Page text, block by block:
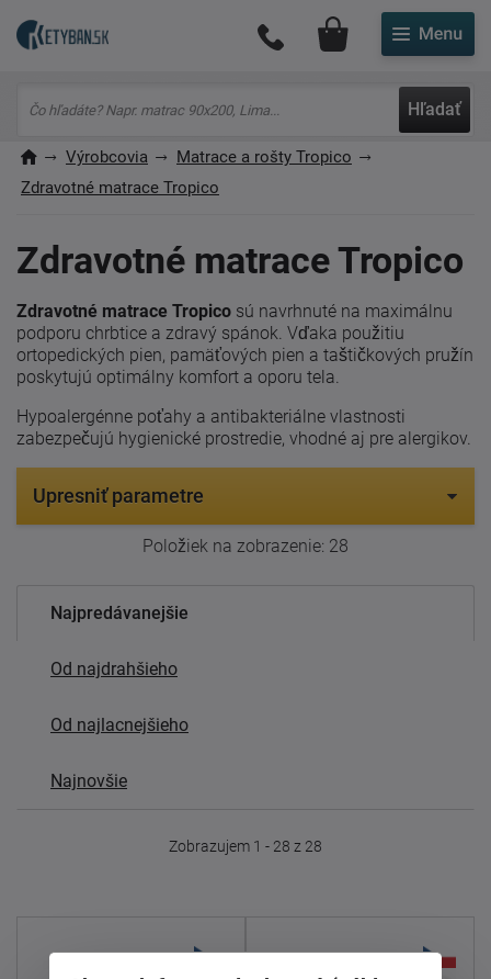
Hľadať
Môj účet
Výrobcovia
Matrace a rošty Tropico
Zdravotné matrace Tropico
Zdravotné matrace Tropico
Zdravotné matrace Tropico sú navrhnuté na maximálnu
podporu chrbtice a zdravý spánok. Vďaka použitiu
ortopedických pien, pamäťových pien a taštičkových pružín
poskytujú optimálny komfort a oporu tela.
Hypoalergénne poťahy a antibakteriálne vlastnosti
zabezpečujú hygienické prostredie, vhodné aj pre alergikov.
Upresniť parametre
Položiek na zobrazenie: 28
Najpredávanejšie
Od najdrahšieho
Od najlacnejšieho
Najnovšie
Zobrazujem 1 - 28 z 28